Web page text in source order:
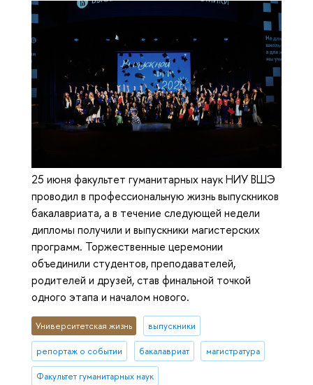
25 июня факультет гуманитарных наук НИУ ВШЭ
проводил в профессиональную жизнь выпускников
бакалавриата, а в течение следующей недели
дипломы получили и выпускники магистерских
программ. Торжественные церемонии
объединили студентов, преподавателей,
родителей и друзей, став финальной точкой
одного этапа и началом нового.
Университетская жизнь выпускники
репортаж о событии бакалавриат магистратура
Факультет гуманитарных наук